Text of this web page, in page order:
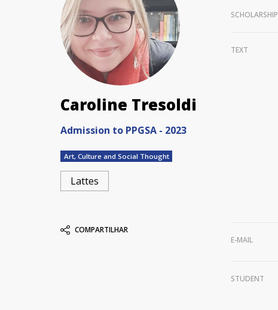
Caroline Tresoldi
Admission to PPGSA - 2023
Art, Culture and Social Thought
Lattes
COMPARTILHAR
SCHOLARSHIP
TEXT
E-MAIL
STUDENT